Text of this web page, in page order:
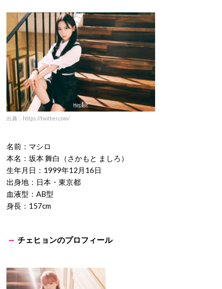
名前：シャオティン
本名：シェン・シャオティン（沈小婷 ）
生年月日：1999年11月12日
出身地：中国・四川省成都市
血液型：AB型
身長：168cm
マシロのプロフィール
出典：https://twitter.com/
名前：マシロ
本名：坂本 舞白（さかもと ましろ）